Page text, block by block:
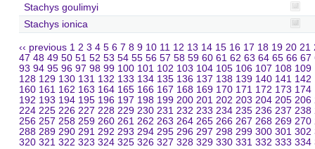
Stachys goulimyi
Stachys ionica
‹‹ previous 1 2 3 4 5 6 7 8 9 10 11 12 13 14 15 16 17 18 19 20 21
47 48 49 50 51 52 53 54 55 56 57 58 59 60 61 62 63 64 65 66 67
93 94 95 96 97 98 99 100 101 102 103 104 105 106 107 108 109
128 129 130 131 132 133 134 135 136 137 138 139 140 141 142
160 161 162 163 164 165 166 167 168 169 170 171 172 173 174
192 193 194 195 196 197 198 199 200 201 202 203 204 205 206
224 225 226 227 228 229 230 231 232 233 234 235 236 237 238
256 257 258 259 260 261 262 263 264 265 266 267 268 269 270
288 289 290 291 292 293 294 295 296 297 298 299 300 301 302
320 321 322 323 324 325 326 327 328 329 330 331 332 333 334